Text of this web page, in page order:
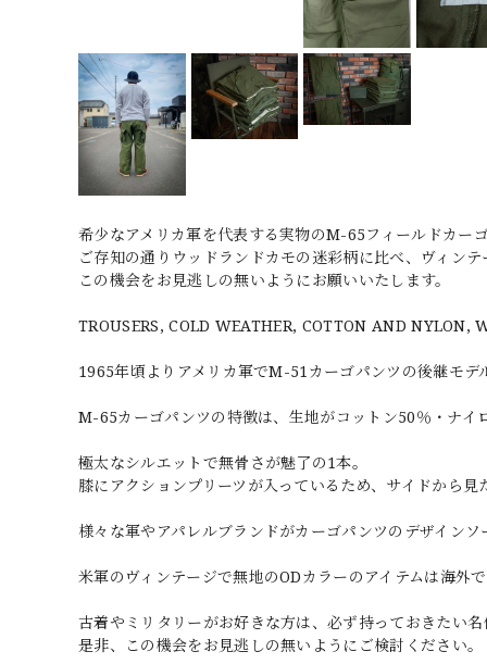
希少なアメリカ軍を代表する実物のM-65フィールドカー
ご存知の通りウッドランドカモの迷彩柄に比べ、ヴィン
この機会をお見逃しの無いようにお願いいたします。
TROUSERS, COLD WEATHER, COTTON AND NYLON,
1965年頃よりアメリカ軍でM-51カーゴパンツの後継モデ
M-65カーゴパンツの特徴は、生地がコットン50％・ナイ
極太なシルエットで無骨さが魅了の1本。
膝にアクションプリーツが入っているため、サイドから
様々な軍やアパレルブランドがカーゴパンツのデザイン
米軍のヴィンテージで無地のODカラーのアイテムは海外
古着やミリタリーがお好きな方は、必ず持っておきたい
是非、この機会をお見逃しの無いようにご検討ください。